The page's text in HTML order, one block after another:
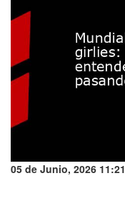
05 de Junio, 2026 11:21